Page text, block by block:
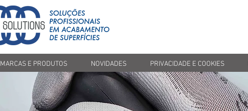
MARCAS E PRODUTOS NOVIDADES PRIVACIDADE E COOKIES